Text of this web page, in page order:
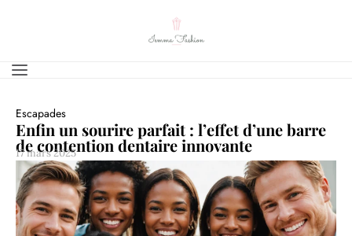
Escapades
Enfin un sourire parfait : l’effet d’une barre
de contention dentaire innovante
17 mars 2025